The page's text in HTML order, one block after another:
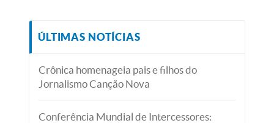
ÚLTIMAS NOTÍCIAS
Crônica homenageia pais e filhos do
Jornalismo Canção Nova
Conferência Mundial de Intercessores: